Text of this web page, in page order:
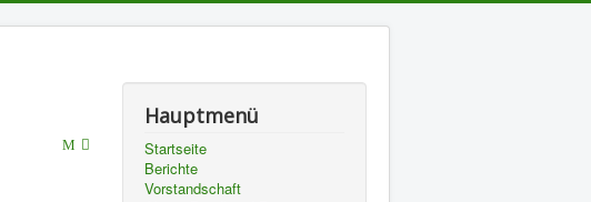
Hauptmenü
Startseite
Berichte
Vorstandschaft